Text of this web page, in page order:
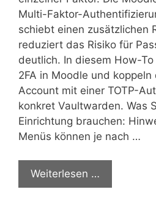
Multi-Faktor-
schiebt einen zusätzlichen
reduziert das Risiko für
deutlich. In diesem How-
2FA in Moodle und
Account mit einer TOTP-
konkret Vaultwarden. Was
Einrichtung brauchen:
Menüs können je nach …
Weiterlesen …